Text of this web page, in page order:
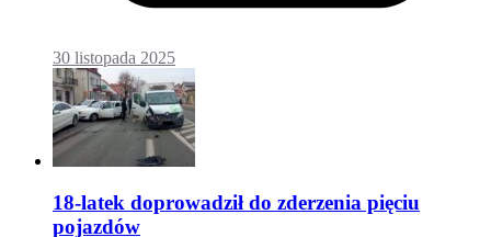
30 listopada 2025
18-latek doprowadził do zderzenia pięciu
pojazdów